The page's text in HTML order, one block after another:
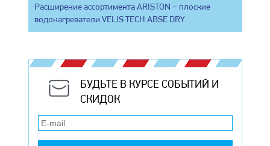
Расширение ассортимента ARISTON – плоские
водонагреватели VELIS TECH ABSE DRY
БУДЬТЕ В КУРСЕ СОБЫТИЙ И
СКИДОК